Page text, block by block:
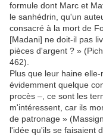
formule dont Marc et
le sanhédrin, qu'un
consacré à la mort de
[Madani] ne doit-il pas
pièces d'argent ? »
462).
Plus que leur haine
évidemment quelque
procès –, ce sont les
m'intéressent, car ils
de patronage »
l'idée qu'ils se faisaient